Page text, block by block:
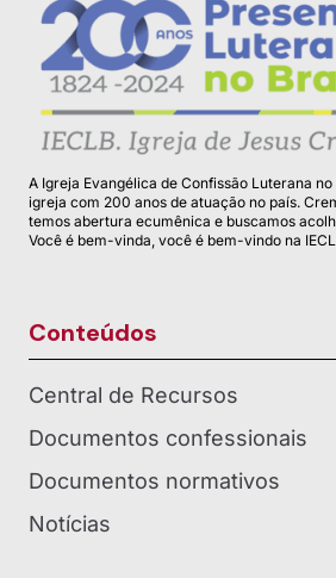
A Igreja Evangélica de Confissão Luterana no
igreja com 200 anos de atuação no país.
temos abertura ecumênica e buscamos
Você é bem-vinda, você é bem-vindo na
Conteúdos
Central de Recursos
Documentos confessionais
Documentos normativos
Notícias